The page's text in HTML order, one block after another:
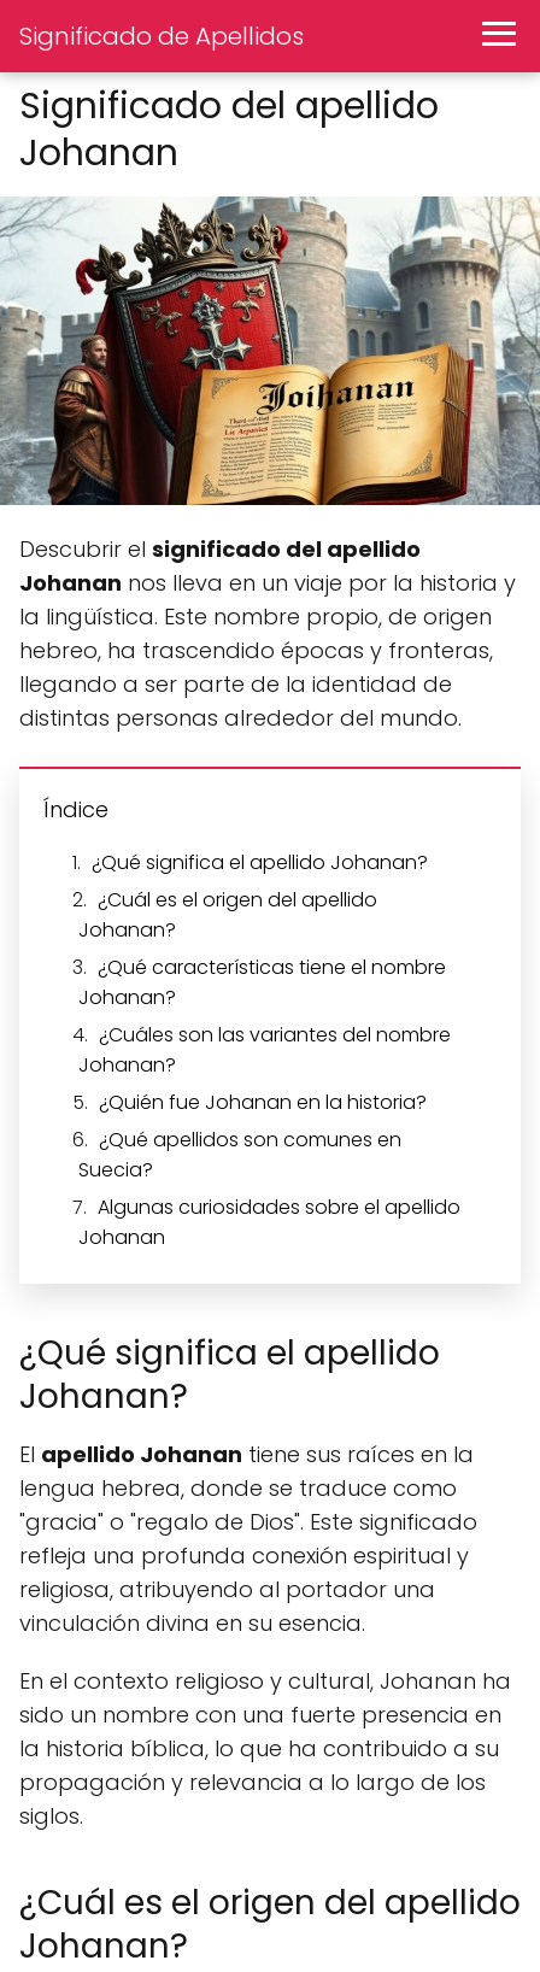
Significado de Apellidos
Significado del apellido
Johanan
Descubrir el significado del apellido
Johanan nos lleva en un viaje por la historia y
la lingüística. Este nombre propio, de origen
hebreo, ha trascendido épocas y fronteras,
llegando a ser parte de la identidad de
distintas personas alrededor del mundo.
Índice
¿Qué significa el apellido Johanan?
¿Cuál es el origen del apellido
Johanan?
¿Qué características tiene el nombre
Johanan?
¿Cuáles son las variantes del nombre
Johanan?
¿Quién fue Johanan en la historia?
¿Qué apellidos son comunes en
Suecia?
Algunas curiosidades sobre el apellido
Johanan
¿Qué significa el apellido
Johanan?
El apellido Johanan tiene sus raíces en la
lengua hebrea, donde se traduce como
"gracia" o "regalo de Dios". Este significado
refleja una profunda conexión espiritual y
religiosa, atribuyendo al portador una
vinculación divina en su esencia.
En el contexto religioso y cultural, Johanan ha
sido un nombre con una fuerte presencia en
la historia bíblica, lo que ha contribuido a su
propagación y relevancia a lo largo de los
siglos.
¿Cuál es el origen del apellido
Johanan?